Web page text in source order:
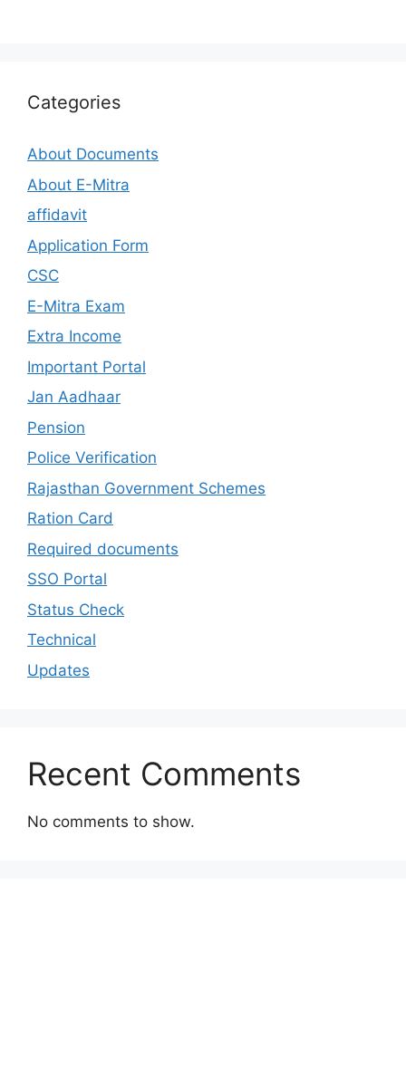
Categories
About Documents
About E-Mitra
affidavit
Application Form
CSC
E-Mitra Exam
Extra Income
Important Portal
Jan Aadhaar
Pension
Police Verification
Rajasthan Government Schemes
Ration Card
Required documents
SSO Portal
Status Check
Technical
Updates
Recent Comments
No comments to show.